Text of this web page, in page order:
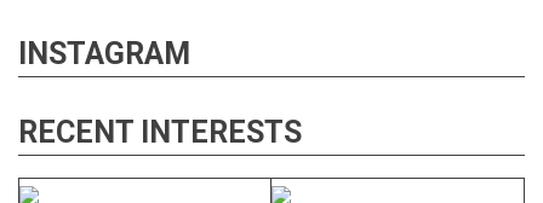
INSTAGRAM
RECENT INTERESTS